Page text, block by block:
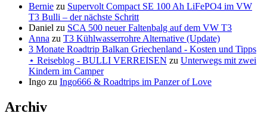
Bernie zu Supervolt Compact SE 100 Ah LiFePO4 im VW
T3 Bulli – der nächste Schritt
Daniel zu SCA 500 neuer Faltenbalg auf dem VW T3
Anna zu T3 Kühlwasserrohre Alternative (Update)
3 Monate Roadtrip Balkan Griechenland - Kosten und Tipps
⋆ Reiseblog - BULLI VERREISEN zu Unterwegs mit zwei
Kindern im Camper
Ingo zu Ingo666 & Roadtrips im Panzer of Love
Archiv